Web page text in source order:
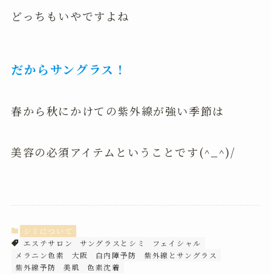
どっちもいやですよね
だからサングラス！
春から秋にかけての紫外線が強い季節は
美容の必須アイテムということです(^_^)/
シミについて
エステサロン
サングラスとシミ
フェイシャル
メラニン色素
大阪 白内障予防
紫外線とサングラス
紫外線予防
美肌 色素沈着